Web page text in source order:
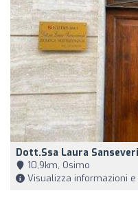
Dott.ssa Laura
10,9km, Osimo
Visualizza informazioni e